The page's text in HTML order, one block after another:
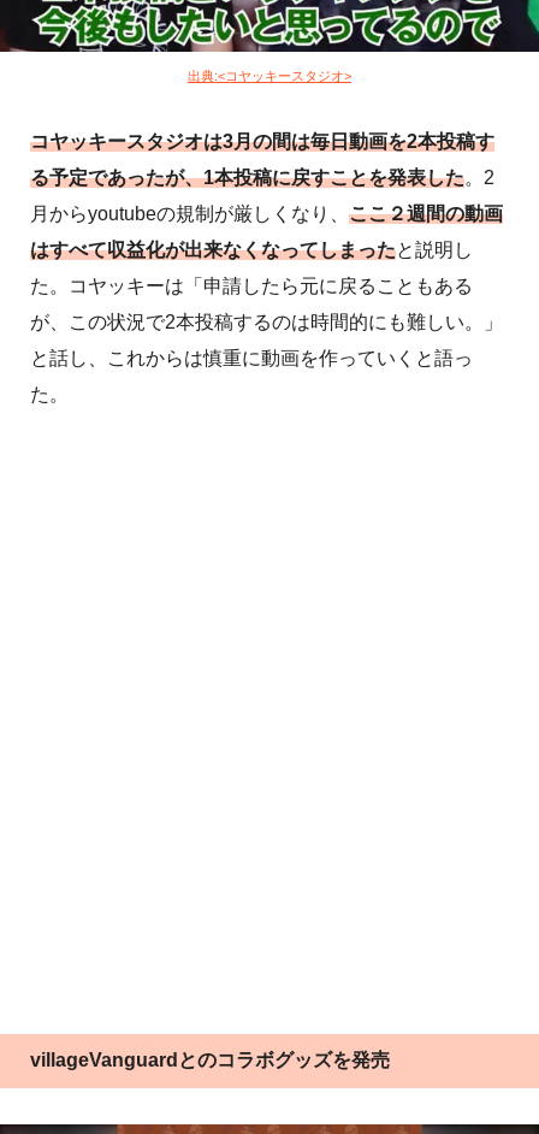
出典:<コヤッキースタジオ>
コヤッキースタジオは3月の間は毎日動画を2本投稿す
る予定であったが、1本投稿に戻すことを発表した。2
月からyoutubeの規制が厳しくなり、 ここ２週間の動画
はすべて収益化が出来なくなってしまったと説明し
た。コヤッキーは「申請したら元に戻ることもある
が、この状況で2本投稿するのは時間的にも難しい。」
と話し、これからは慎重に動画を作っていくと語っ
た。
villageVanguardとのコラボグッズを発売